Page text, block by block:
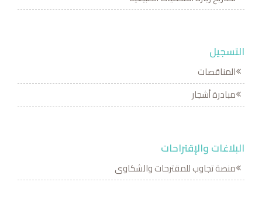
التسجيل
المناقصات
مبادرة أشجار
البلاغات والإقتراحات
منصة تجاوب للمقترحات والشكاوى